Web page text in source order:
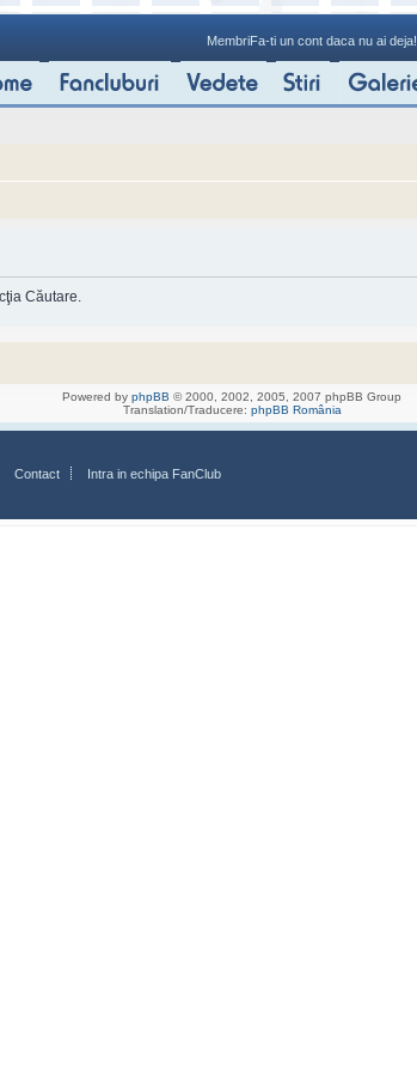
MembriFa-ti un cont daca nu ai deja!
Căutare.
Powered by phpBB © 2000, 2002, 2005, 2007 phpBB Group
Translation/Traducere: phpBB România
Contact Intra in echipa FanClub